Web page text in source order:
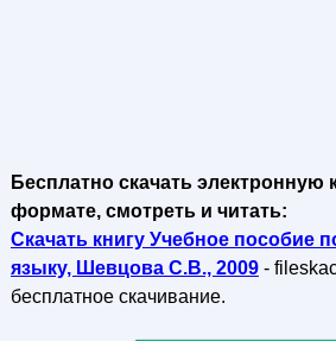
Бесплатно скачать электронную
формате, смотреть и читать:
Скачать книгу Учебное пособие
языку, Шевцова С.В., 2009-
бесплатное скачивание.